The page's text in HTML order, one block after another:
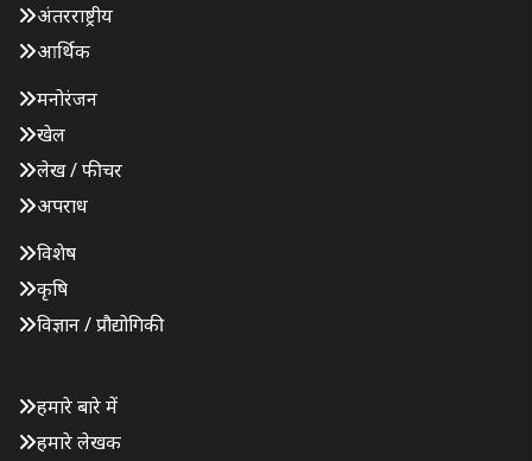
अंतरराष्ट्रीय
आर्थिक
मनोरंजन
खेल
लेख / फीचर
अपराध
विशेष
कृषि
विज्ञान / प्रौद्योगिकी
हमारे बारे में
हमारे लेखक